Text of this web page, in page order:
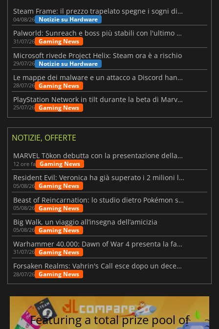
Steam Frame: il prezzo trapelato spegne i sogni di un VR economico
04/08/26 Notizie su Hardware
Palworld: Sunreach e boss più stabili con l'ultimo update
31/07/26 Gaming News
Microsoft rivede Project Helix: Steam ora è a rischio
29/07/26 Notizie su Hardware
Le mappe dei malware e un attacco a Discord hanno colpito Meccha Chameleon
28/07/26 Gaming News
PlayStation Network in tilt durante la beta di Marvel Tōkon
25/07/26 Gaming News
NOTIZIE, OFFERTE
MARVEL Tōkon debutta con la presentazione della roadmap per il primo anno
12 ore fa Gaming News
Resident Evil: Veronica ha già superato i 2 milioni liste dei desideri
05/08/26 Gaming News
Beast of Reincarnation: lo studio dietro Pokémon su una nuova strada
05/08/26 Gaming News
Big Walk, un viaggio all’insegna dell’amicizia
05/08/26 Gaming News
Warhammer 40.000: Dawn of War 4 presenta la fazione dei Necron
31/07/26 Gaming News
Forsaken Realms: Vahrin's Call esce dopo un decennio di sviluppo
28/07/26 Gaming News
Featuring a total prize pool of